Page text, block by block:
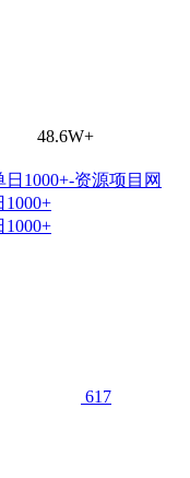
48.6W+
617